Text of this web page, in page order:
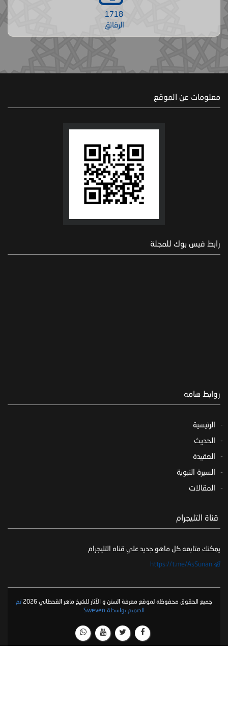
1718
الرقائق
معلومات عن الموقع
رابط فيس بوك للمجلة
روابط هامه
الرئيسية
الحديث
العقيدة
السيرة النبوية
المقالات
‏ قناة التليجرام
يمكنك متابعه كل ماهو جديد علي قناه التليجرام
جميع الحقوق محفوظه لموقع معرفة السنن و الآثار للشيخ ماهر القحطاني 2026
تم
الصميم بواسطة Sweven